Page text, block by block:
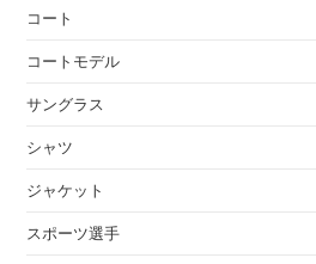
コート
コートモデル
サングラス
シャツ
ジャケット
スポーツ選手